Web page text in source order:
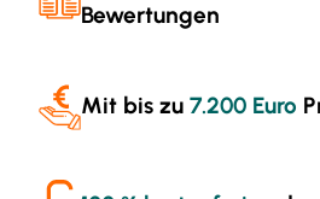
Bewertungen
Mit bis zu 7.200 Euro